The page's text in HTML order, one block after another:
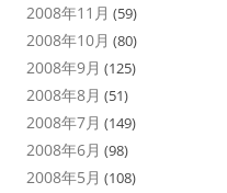
2008年11月 (59)
2008年10月 (80)
2008年9月 (125)
2008年8月 (51)
2008年7月 (149)
2008年6月 (98)
2008年5月 (108)